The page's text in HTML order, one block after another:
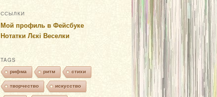
ССЫЛКИ
Мой профиль в Фейсбуке
Нотатки Лєкі Веселки
TAGS
рифма ритм стихи
творчество искусство